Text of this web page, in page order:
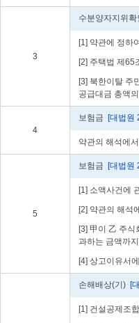
3
수분양자지위확
[1] 약관에 정하
[2] 주택법 제65
[3] 북한이탈 주
공급대금 총액
4
보험금 [대법원
약관의 해석에
5
보험금 [대법원
[1] 소액사건에
[2] 약관의 해석
[3] 甲이 乙 주
과하는 금액까
[4] 상고이유서
손해배상(기) [
[1] 건설공제조